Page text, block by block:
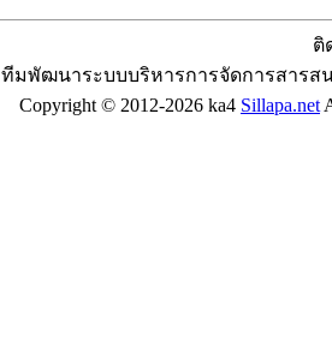
ติ
ทีมพัฒนาระบบบริหารการจัดการสารส
Copyright © 2012-2026 ka4 Sillapa.net